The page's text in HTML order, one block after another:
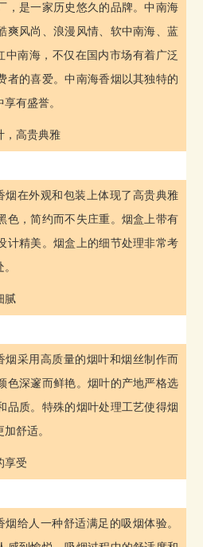
，是一家历史悠久的品牌。中南海
爽风尚、浪漫风情、软中南海、蓝
中南海，不仅在国内市场有着广泛
者的喜爱。中南海香烟以其独特的
有盛誉。
，高贵典雅
烟在外观和包装上体现了高贵典雅
色，简约而不失庄重。烟盒上带有
计精美。烟盒上的细节处理非常考
腻
烟采用高质量的烟叶和烟丝制作而
色深邃而鲜艳。烟叶的产地严格选
品质。特殊的烟叶处理工艺使得烟
舒适。
享受
烟给人一种舒适满足的吸烟体验。